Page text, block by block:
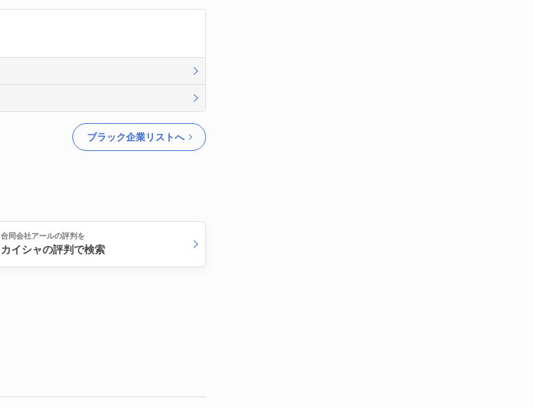
ブラック企業リストへ
合同会社アールの評判を
カイシャの評判で検索